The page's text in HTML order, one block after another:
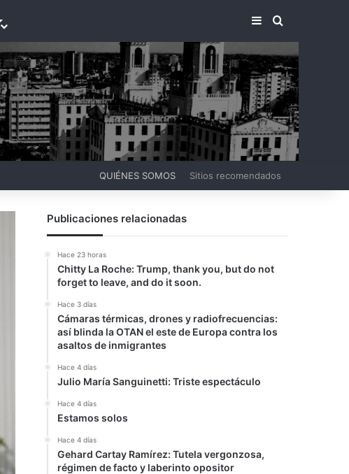
BARRA LATERAL
BUSCAR
QUIÉNES SOMOS Sitios recomendados
Publicaciones relacionadas
Hace 23 horas
Chitty La Roche: Trump, thank you, but do not
forget to leave, and do it soon.
Hace 3 días
Cámaras térmicas, drones y radiofrecuencias:
así blinda la OTAN el este de Europa contra los
asaltos de inmigrantes
Hace 4 días
Julio María Sanguinetti: Triste espectáculo
Hace 4 días
Estamos solos
Hace 4 días
Gehard Cartay Ramírez: Tutela vergonzosa,
régimen de facto y laberinto opositor